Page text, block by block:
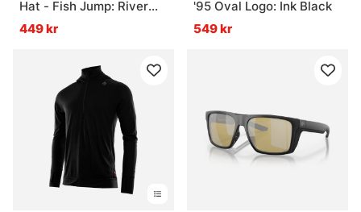
» Impregnering & reparation
Vanliga frågor om kläder och skor för fiske
Vad är lagerprincipen vid fiske?
Vad är ett underställ bra för?
Hat - Fish Jump: River
Rock Green
449 kr
'95 Oval Logo: Ink Black
549 kr